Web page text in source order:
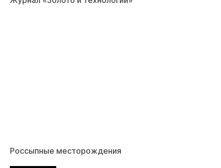
Россыпные месторождения